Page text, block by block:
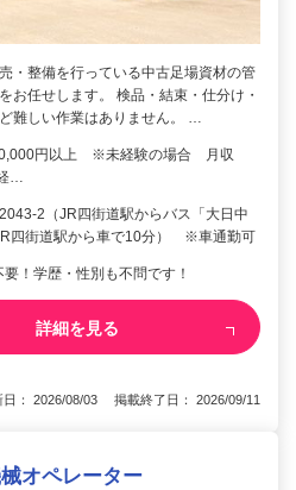
・整備を行っている中古足場資材の管
お任せします。 検品・結束・仕分け・
難しい作業はありません。 …
円以上 ※未経験の場合 月収
…
2（JR四街道駅からバス「大日中
四街道駅から車で10分） ※車通勤可
！学歴・性別も不問です！
詳細を見る
日： 2026/08/03 掲載終了日： 2026/09/11
オペレーター